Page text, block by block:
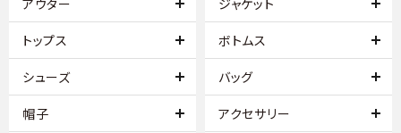
アウター ジャケット
トップス ボトムス
シューズ バッグ
帽子 アクセサリー